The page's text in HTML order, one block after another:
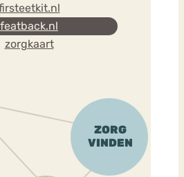
featback.nl
zorgkaart